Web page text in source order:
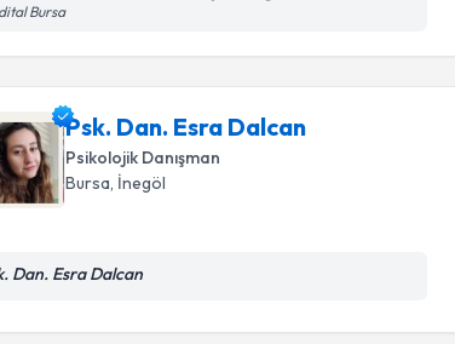
Bursa
Psk. Dan. Esra Dalcan
Psikolojik Danışman
Bursa, İnegöl
Dan. Esra Dalcan